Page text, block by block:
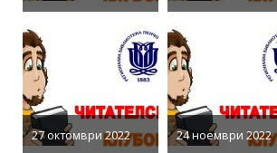
27 октомври 2022 24 ноември 2022